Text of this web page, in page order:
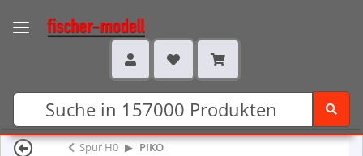
Spur H0 PIKO